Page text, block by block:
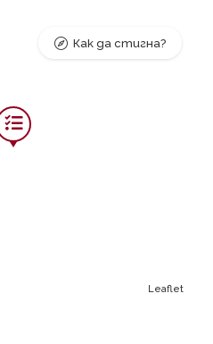
Leaflet
Как да стигна?